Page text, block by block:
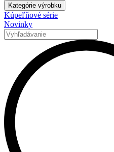
Kategórie výrobku
Kúpeľňové série
Novinky